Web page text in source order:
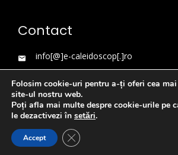
Contact
info[@]e-caleidoscop[.]ro
WordPress Theme
Folosim cookie-uri pentru a-ți oferi cea
site-ul nostru web.
Poți afla mai multe despre cookie-urile pe
le dezactivezi în setări.
Accept Close GDPR Cookie Banner